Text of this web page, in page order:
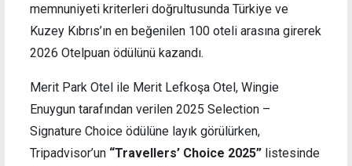
memnuniyeti kriterleri doğrultusunda Türkiye ve
Kuzey Kıbrıs’ın en beğenilen 100 oteli arasına girerek
2026 Otelpuan ödülünü kazandı.
Merit Park Otel ile Merit Lefkoşa Otel, Wingie
Enuygun tarafından verilen 2025 Selection –
Signature Choice ödülüne layık görülürken,
Tripadvisor’un “Travellers’ Choice 2025” listesinde